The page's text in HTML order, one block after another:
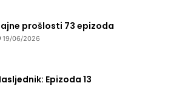
prošlosti 73 epizoda
19/06/2026
Epizoda 13